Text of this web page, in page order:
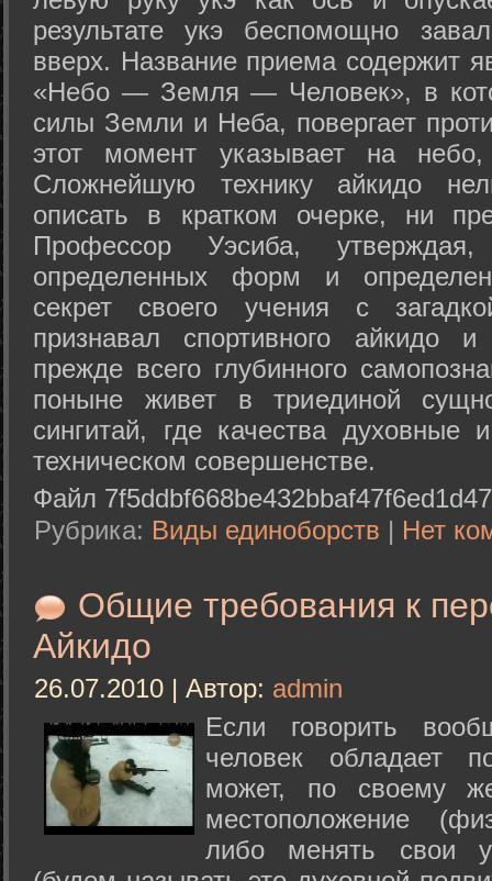
результате укэ беспомощно
вверх. Название приема содержит
«Небо — Земля — Человек», в
силы Земли и Неба, повергает
этот момент указывает на
Сложнейшую технику айкидо
описать в кратком очерке, ни
Профессор Уэсиба,
определенных форм и
секрет своего учения с
признавал спортивного айкидо
прежде всего глубинного
поныне живет в триединой
сингитай, где качества духовные
техническом совершенстве.
Файл
Рубрика: Виды единоборств | Нет
Общие требования к
Айкидо
26.07.2010 | Автор: admin
Если говорить
человек обладает
может, по своему
местоположение
либо менять свои